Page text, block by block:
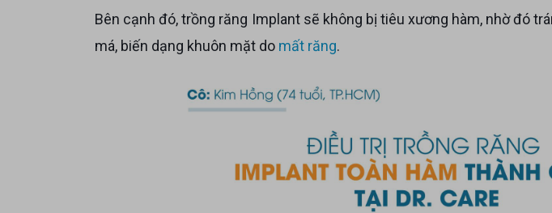
Bên cạnh đó, trồng răng Implant sẽ không bị tiêu xương hàm, nhờ đó tránh được các biến chứng như hóp
má, biến dạng khuôn mặt do mất răng.